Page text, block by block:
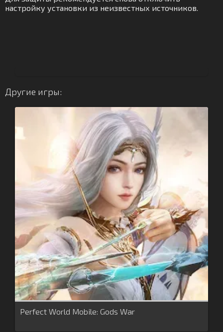
настройку установки из неизвестных источников.
Другие игры:
Perfect World Mobile: Gods War